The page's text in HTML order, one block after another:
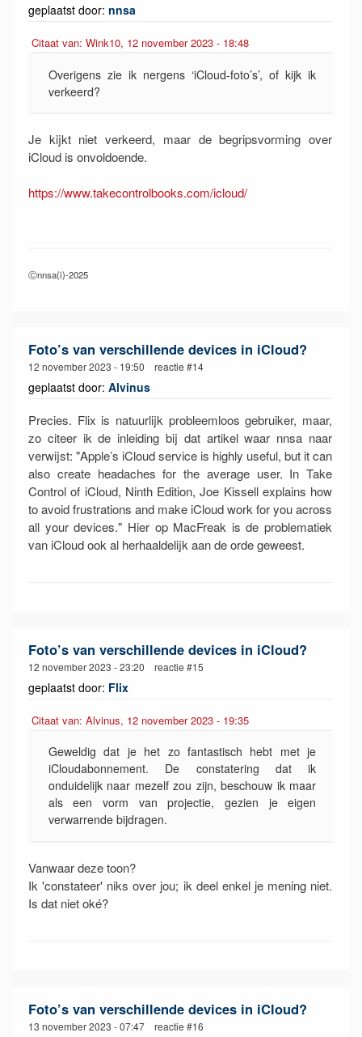
geplaatst door: nnsa
Citaat van: Wink10, 12 november 2023 - 18:48
Overigens zie ik nergens ‘iCloud-foto’s’, of kijk ik
verkeerd?
Je kijkt niet verkeerd, maar de begripsvorming over
iCloud is onvoldoende.
https://www.takecontrolbooks.com/icloud/
Ⓒnnsa(i)-2025
Foto’s van verschillende devices in iCloud?
12 november 2023 - 19:50 reactie #14
geplaatst door: Alvinus
Precies. Flix is natuurlijk probleemloos gebruiker, maar,
zo citeer ik de inleiding bij dat artikel waar nnsa naar
verwijst: "Apple’s iCloud service is highly useful, but it can
also create headaches for the average user. In Take
Control of iCloud, Ninth Edition, Joe Kissell explains how
to avoid frustrations and make iCloud work for you across
all your devices." Hier op MacFreak is de problematiek
van iCloud ook al herhaaldelijk aan de orde geweest.
Foto’s van verschillende devices in iCloud?
12 november 2023 - 23:20 reactie #15
geplaatst door: Flix
Citaat van: Alvinus, 12 november 2023 - 19:35
Geweldig dat je het zo fantastisch hebt met je
iCloudabonnement. De constatering dat ik
onduidelijk naar mezelf zou zijn, beschouw ik maar
als een vorm van projectie, gezien je eigen
verwarrende bijdragen.
Vanwaar deze toon?
Ik 'constateer' niks over jou; ik deel enkel je mening niet.
Is dat niet oké?
Foto’s van verschillende devices in iCloud?
13 november 2023 - 07:47 reactie #16